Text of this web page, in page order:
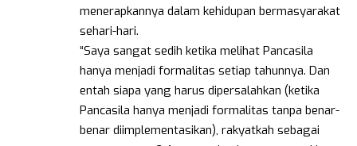
menerapkannya dalam kehidupan bermasyarakat
sehari-hari.
“Saya sangat sedih ketika melihat Pancasila
hanya menjadi formalitas setiap tahunnya. Dan
entah siapa yang harus dipersalahkan (ketika
Pancasila hanya menjadi formalitas tanpa benar-
benar diimplementasikan), rakyatkah sebagai